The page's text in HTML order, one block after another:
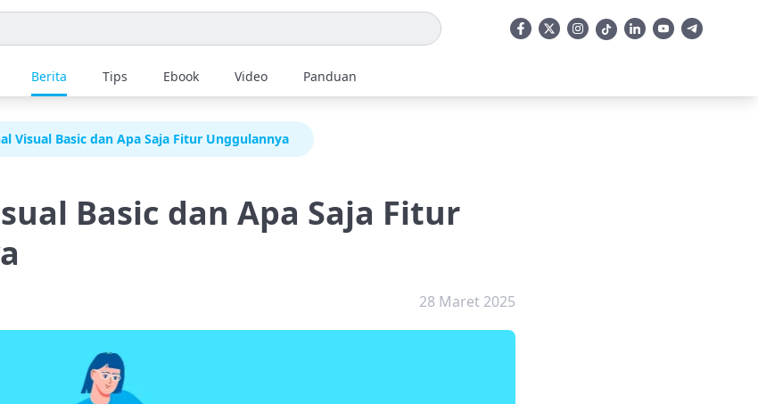
Berita Tips Ebook Video Panduan
Visual Basic dan Apa Saja Fitur Unggulannya
Basic dan Apa Saja Fitur
28 Maret 2025